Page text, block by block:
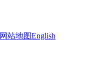
网站地图English